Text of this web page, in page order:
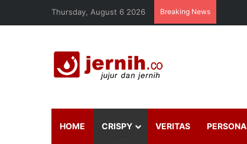
Thursday, August 6 2026 Breaking News
HOME CRISPY VERITAS PERSONA